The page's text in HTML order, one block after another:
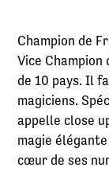
Champion de
Vice Champion
de 10 pays. Il
magiciens.
appelle close
magie
cœur de ses